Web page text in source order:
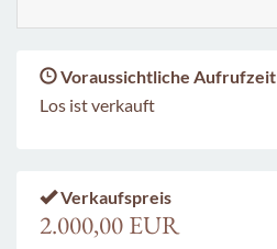
Voraussichtliche Aufrufzeit
Los ist verkauft
Verkaufspreis
2.000,00 EUR